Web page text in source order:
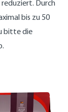
Durch
bis zu 50
bitte die